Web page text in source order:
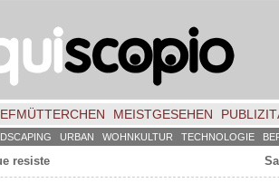
MEISTGESEHEN
URBAN WOHNKULTUR TECHNOLOGIE
resiste